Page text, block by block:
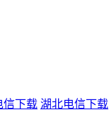
信下载 湖北电信下载